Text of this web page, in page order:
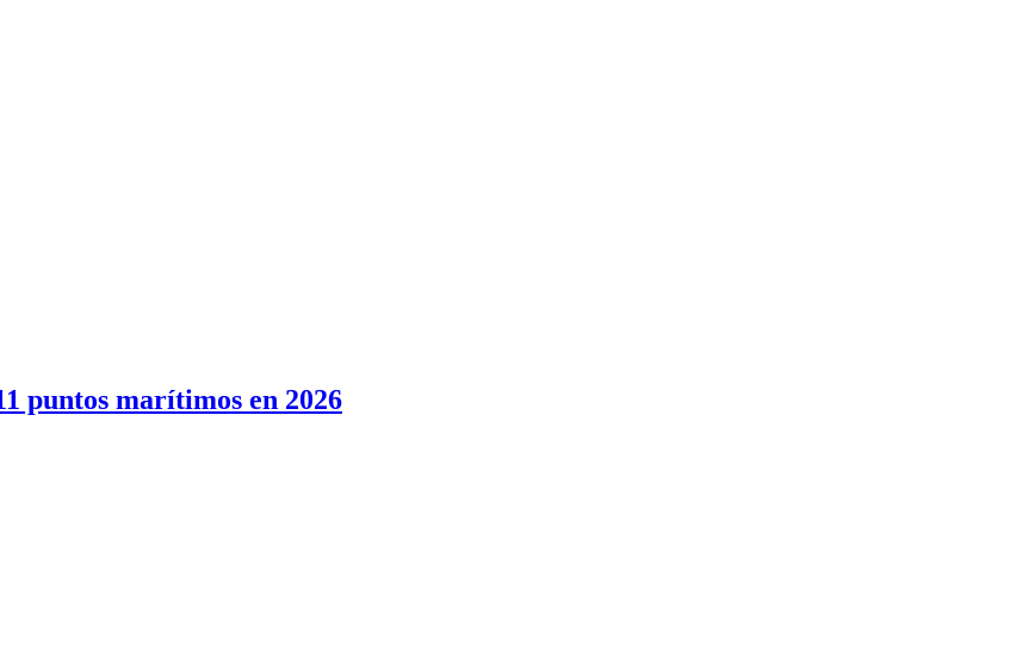
puntos marítimos en 2026